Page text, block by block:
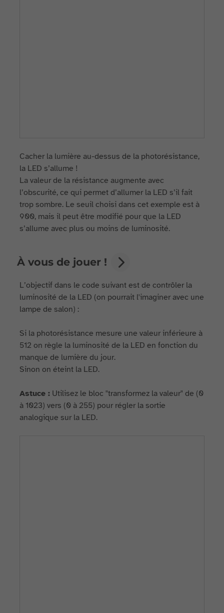
Cacher la lumière au-dessus de la photorésistance,
la LED s’allume !
La valeur de la résistance augmente avec
l’obscurité, ce qui permet d’allumer la LED s’il fait
trop sombre. Le seuil choisi dans cet exemple est à
900, mais il peut être modifié pour que la LED
s’allume avec plus ou moins de luminosité.
À vous de jouer !
L’objectif dans le code suivant est de contrôler la
luminosité de la LED (on pourrait l'imaginer avec une
lampe de salon) :
Si la photorésistance mesure une valeur inférieure à
512 on règle la luminosité de la LED en fonction du
manque de lumière du jour.
Sinon on éteint la LED.
Astuce : Utilisez le bloc "transformez la valeur" de (0
à 1023) vers (0 à 255) pour régler la sortie
analogique sur la LED.